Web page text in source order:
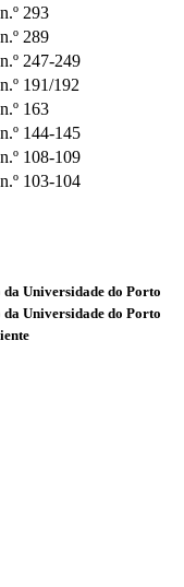
n.º 293
n.º 289
n.º 247-249
n.º 191/192
n.º 163
n.º 144-145
n.º 108-109
n.º 103-104
Universidade do Porto
Universidade do Porto